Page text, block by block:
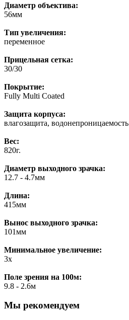
Диаметр объектива:
56мм
Тип увеличения:
переменное
Прицельная сетка:
30/30
Покрытие:
Fully Multi Coated
Защита корпуса:
влагозащита, водонепроницаемость
Вес:
820г.
Диаметр выходного зрачка:
12.7 - 4.7мм
Длина:
415мм
Вынос выходного зрачка:
101мм
Минимальное увеличение:
3x
Поле зрения на 100м:
9.8 - 2.6м
Мы рекомендуем